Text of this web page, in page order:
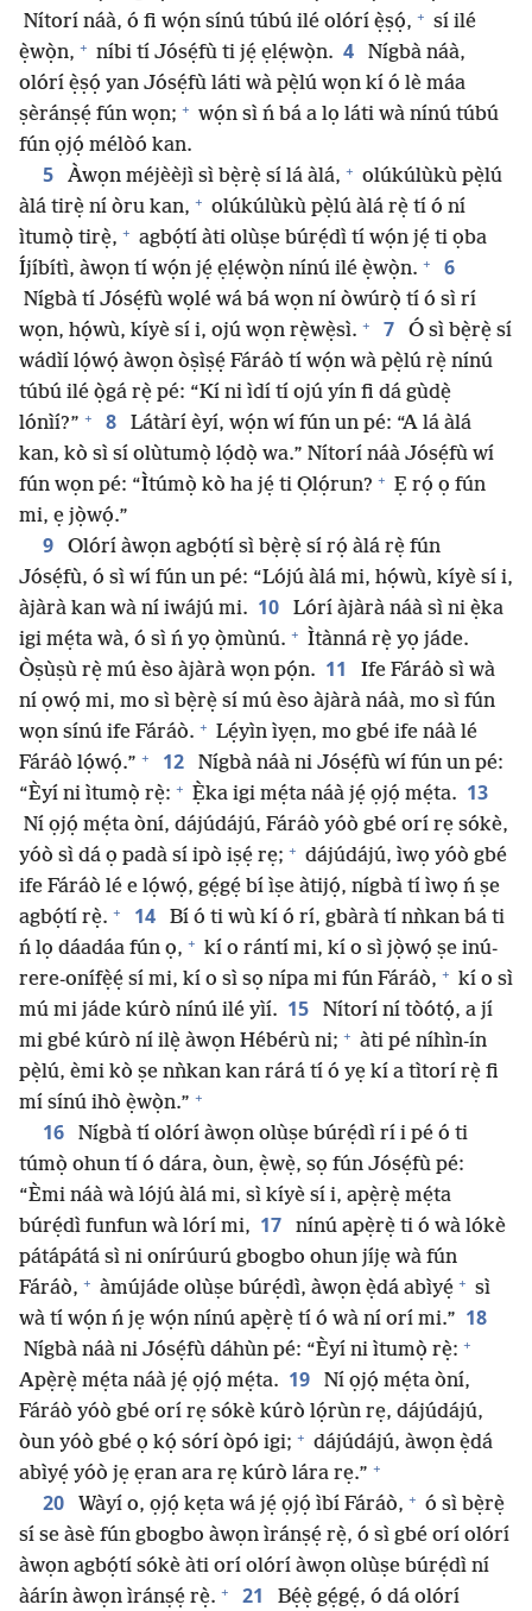
Nítorí náà, ó fi wọ́n sínú túbú ilé olórí ẹ̀ṣọ́, + sí ilé
ẹ̀wọ̀n, + níbi tí Jósẹ́fù ti jẹ́ ẹlẹ́wọ̀n. 4
Nígbà náà,
olórí ẹ̀ṣọ́ yan Jósẹ́fù láti wà pẹ̀lú wọn kí ó lè máa
ṣèránṣẹ́ fún wọn; + wọ́n sì ń bá a lọ láti wà nínú túbú
fún ọjọ́ mélòó kan.
5 Àwọn méjèèjì sì bẹ̀rẹ̀ sí lá àlá, + olúkúlùkù pẹ̀lú
àlá tirẹ̀ ní òru kan, + olúkúlùkù pẹ̀lú àlá rẹ̀ tí ó ní
ìtumọ̀ tirẹ̀, + agbọ́tí àti olùṣe búrẹ́dì tí wọ́n jẹ́ ti ọba
Íjíbítì, àwọn tí wọ́n jẹ́ ẹlẹ́wọ̀n nínú ilé ẹ̀wọ̀n. + 6
Nígbà tí Jósẹ́fù wọlé wá bá wọn ní òwúrọ̀ tí ó sì rí
wọn, họ́wù, kíyè sí i, ojú wọn rẹ̀wẹ̀sì. + 7
Ó sì bẹ̀rẹ̀ sí
wádìí lọ́wọ́ àwọn òṣìṣẹ́ Fáráò tí wọ́n wà pẹ̀lú rẹ̀ nínú
túbú ilé ọ̀gá rẹ̀ pé: “Kí ni ìdí tí ojú yín fi dá gùdẹ̀
lónìí?” + 8
Látàrí èyí, wọ́n wí fún un pé: “A lá àlá
kan, kò sì sí olùtumọ̀ lọ́dọ̀ wa.” Nítorí náà Jósẹ́fù wí
fún wọn pé: “Ìtúmọ̀ kò ha jẹ́ ti Ọlọ́run? + Ẹ rọ́ ọ fún
mi, ẹ jọ̀wọ́.”
9
Olórí àwọn agbọ́tí sì bẹ̀rẹ̀ sí rọ́ àlá rẹ̀ fún
Jósẹ́fù, ó sì wí fún un pé: “Lójú àlá mi, họ́wù, kíyè sí i,
àjàrà kan wà ní iwájú mi. 10
Lórí àjàrà náà sì ni ẹ̀ka
igi mẹ́ta wà, ó sì ń yọ ọ̀mùnú. + Ìtànná rẹ̀ yọ jáde.
Òṣùṣù rẹ̀ mú èso àjàrà wọn pọ́n. 11
Ife Fáráò sì wà
ní ọwọ́ mi, mo sì bẹ̀rẹ̀ sí mú èso àjàrà náà, mo sì fún
wọn sínú ife Fáráò. + Lẹ́yìn ìyẹn, mo gbé ife náà lé
Fáráò lọ́wọ́.” + 12
Nígbà náà ni Jósẹ́fù wí fún un pé:
“Èyí ni ìtumọ̀ rẹ̀: + Ẹ̀ka igi mẹ́ta náà jẹ́ ọjọ́ mẹ́ta. 13
Ní ọjọ́ mẹ́ta òní, dájúdájú, Fáráò yóò gbé orí rẹ sókè,
yóò sì dá ọ padà sí ipò iṣẹ́ rẹ; + dájúdájú, ìwọ yóò gbé
ife Fáráò lé e lọ́wọ́, gẹ́gẹ́ bí ìṣe àtijọ́, nígbà tí ìwọ ń ṣe
agbọ́tí rẹ̀. + 14
Bí ó ti wù kí ó rí, gbàrà tí nǹkan bá ti
ń lọ dáadáa fún ọ, + kí o rántí mi, kí o sì jọ̀wọ́ ṣe inú-
rere-onífẹ̀ẹ́ sí mi, kí o sì sọ nípa mi fún Fáráò, + kí o sì
mú mi jáde kúrò nínú ilé yìí. 15
Nítorí ní tòótọ́, a jí
mi gbé kúrò ní ilẹ̀ àwọn Hébérù ni; + àti pé níhìn-ín
pẹ̀lú, èmi kò ṣe nǹkan kan rárá tí ó yẹ kí a tìtorí rẹ̀ fi
mí sínú ihò ẹ̀wọ̀n.” +
16
Nígbà tí olórí àwọn olùṣe búrẹ́dì rí i pé ó ti
túmọ̀ ohun tí ó dára, òun, ẹ̀wẹ̀, sọ fún Jósẹ́fù pé:
“Èmi náà wà lójú àlá mi, sì kíyè sí i, apẹ̀rẹ̀ mẹ́ta
búrẹ́dì funfun wà lórí mi, 17
nínú apẹ̀rẹ̀ ti ó wà lókè
pátápátá sì ni onírúurú gbogbo ohun jíjẹ wà fún
Fáráò, + àmújáde olùṣe búrẹ́dì, àwọn ẹ̀dá abìyẹ́ + sì
wà tí wọ́n ń jẹ wọ́n nínú apẹ̀rẹ̀ tí ó wà ní orí mi.” 18
Nígbà náà ni Jósẹ́fù dáhùn pé: “Èyí ni ìtumọ̀ rẹ̀: +
Apẹ̀rẹ̀ mẹ́ta náà jẹ́ ọjọ́ mẹ́ta. 19
Ní ọjọ́ mẹ́ta òní,
Fáráò yóò gbé orí rẹ sókè kúrò lọ́rùn rẹ, dájúdájú,
òun yóò gbé ọ kọ́ sórí òpó igi; + dájúdájú, àwọn ẹ̀dá
abìyẹ́ yóò jẹ ẹran ara rẹ kúrò lára rẹ.” +
20 Wàyí o, ọjọ́ kẹta wá jẹ́ ọjọ́ ìbí Fáráò, + ó sì bẹ̀rẹ̀
sí se àsè fún gbogbo àwọn ìránṣẹ́ rẹ̀, ó sì gbé orí olórí
àwọn agbọ́tí sókè àti orí olórí àwọn olùṣe búrẹ́dì ní
àárín àwọn ìránṣẹ́ rẹ̀. + 21
Bẹ́ẹ̀ gẹ́gẹ́, ó dá olórí